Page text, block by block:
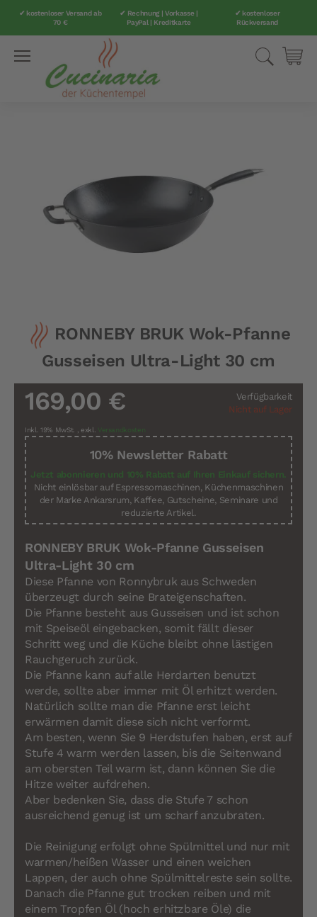
✔ kostenloser Versand ab
70 €
✔ Rechnung | Vorkasse |
PayPal | Kreditkarte
✔ kostenloser
Rückversand
Suche
Anfang
Bildergalerie
RONNEBY BRUK Wok-Pfanne
Gusseisen Ultra-Light 30 cm
Verfügbarkeit
Nicht auf Lager
169,00 €
Inkl. 19% MwSt. , exkl. Versandkosten
10% Newsletter Rabatt
Jetzt abonnieren und 10% Rabatt auf Ihren Einkauf sichern.
Nicht einlösbar auf Espressomaschinen, Küchenmaschinen
der Marke Ankarsrum, Kaffee, Gutscheine, Seminare und
reduzierte Artikel.
RONNEBY BRUK Wok-Pfanne Gusseisen
Ultra-Light 30 cm
Diese Pfanne von Ronnybruk aus Schweden
überzeugt durch seine Brateigenschaften.
Die Pfanne besteht aus Gusseisen und ist schon
mit Speiseöl eingebacken, somit fällt dieser
Schritt weg und die Küche bleibt ohne lästigen
Rauchgeruch zurück.
Die Pfanne kann auf alle Herdarten benutzt
werde, sollte aber immer mit Öl erhitzt werden.
Natürlich sollte man die Pfanne erst leicht
erwärmen damit diese sich nicht verformt.
Am besten, wenn Sie 9 Herdstufen haben, erst auf
Stufe 4 warm werden lassen, bis die Seitenwand
am obersten Teil warm ist, dann können Sie die
Hitze weiter aufdrehen.
Aber bedenken Sie, dass die Stufe 7 schon
ausreichend genug ist um scharf anzubraten.
Die Reinigung erfolgt ohne Spülmittel und nur mit
warmen/heißen Wasser und einen weichen
Lappen, der auch ohne Spülmittelreste sein sollte.
Danach die Pfanne gut trocken reiben und mit
einem Tropfen Öl (hoch erhitzbare Öle) die